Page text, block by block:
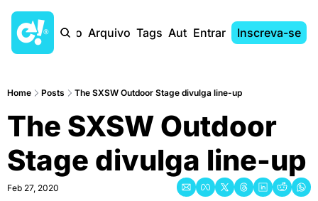
Início Arquivo Tags AutoresEntrar Inscreva-se
Home Posts The SXSW Outdoor Stage divulga line-up
The SXSW Outdoor
Stage divulga line-up
Feb 27, 2020